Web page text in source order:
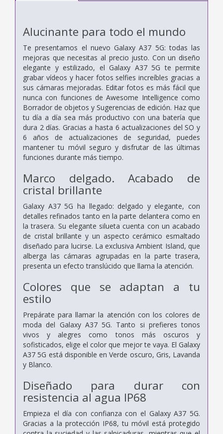
Alucinante para todo el mundo
Te presentamos el nuevo Galaxy A37 5G: todas las
mejoras que necesitas al precio justo. Con un diseño
elegante y estilizado, el Galaxy A37 5G te permite
grabar vídeos y hacer fotos selfies increíbles gracias a
sus cámaras mejoradas. Editar fotos es más fácil que
nunca con funciones de Awesome Intelligence como
Borrador de objetos y Sugerencias de edición. Haz que
tu día a día sea más productivo con una batería que
dura 2 días. Gracias a hasta 6 actualizaciones del SO y
6 años de actualizaciones de seguridad, puedes
mantener tu móvil seguro y disfrutar de las últimas
funciones durante más tiempo.
Marco delgado. Acabado de
cristal brillante
Galaxy A37 5G ha llegado: delgado y elegante, con
detalles refinados tanto en la parte delantera como en
la trasera. Su elegante silueta cuenta con un acabado
de cristal brillante y un aspecto cerámico esmaltado
diseñado para lucirse. La exclusiva Ambient Island, que
alberga las cámaras agrupadas en la parte trasera,
presenta un efecto translúcido que llama la atención.
Colores que se adaptan a tu
estilo
Prepárate para llamar la atención con los colores de
moda del Galaxy A37 5G. Tanto si prefieres tonos
vivos y alegres como tonos más oscuros y
sofisticados, elige el color que mejor te vaya. El Galaxy
A37 5G está disponible en Verde oscuro, Gris, Lavanda
y Blanco.
Diseñado para durar con
resistencia al agua IP68
Empieza el día con confianza con el Galaxy A37 5G.
Gracias a la protección IP68, tu móvil está protegido